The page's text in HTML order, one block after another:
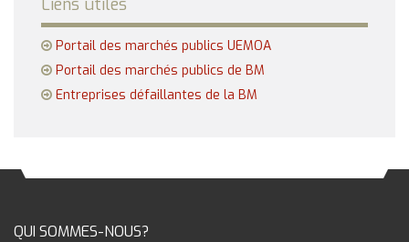
Liens utiles
Portail des marchés publics UEMOA
Portail des marchés publics de BM
Entreprises défaillantes de la BM
QUI SOMMES-NOUS?